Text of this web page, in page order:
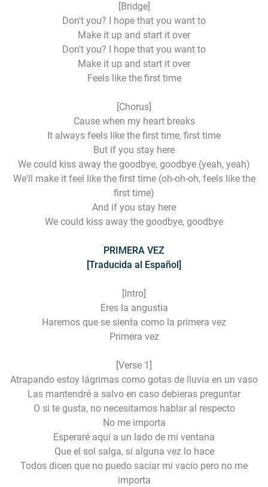
[Bridge]
Don't you? I hope that you want to
Make it up and start it over
Don't you? I hope that you want to
Make it up and start it over
Feels like the first time
[Chorus]
Cause when my heart breaks
It always feels like the first time, first time
But if you stay here
We could kiss away the goodbye, goodbye (yeah, yeah)
We'll make it feel like the first time (oh-oh-oh, feels like the
first time)
And if you stay here
We could kiss away the goodbye, goodbye
PRIMERA VEZ
[Traducida al Español]
[Intro]
Eres la angustia
Haremos que se sienta como la primera vez
Primera vez
[Verse 1]
Atrapando estoy lágrimas como gotas de lluvia en un vaso
Las mantendré a salvo en caso debieras preguntar
O si te gusta, no necesitamos hablar al respecto
No me importa
Esperaré aquí a un lado de mi ventana
Que el sol salga, si alguna vez lo hace
Todos dicen que no puedo saciar mi vacío pero no me
importa